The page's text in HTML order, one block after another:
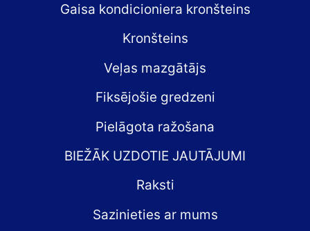
Gaisa kondicioniera kronšteins
Kronšteins
Veļas mazgātājs
Fiksējošie gredzeni
Pielāgota ražošana
BIEŽĀK UZDOTIE JAUTĀJUMI
Raksti
Sazinieties ar mums